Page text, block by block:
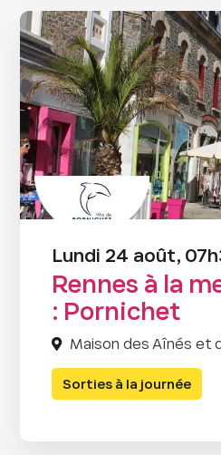
Lundi 24 août,
Rennes à la
: Pornichet
Maison des Aînés et
Sorties à la journée